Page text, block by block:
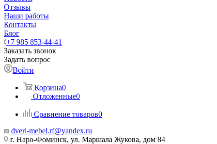
Отзывы
Наши работы
Контакты
Блог
+7 985 853-44-41
Заказать звонок
Задать вопрос
Войти
Корзина0
Отложенные0
Сравнение товаров0
dveri-mebel.rf@yandex.ru
г. Наро-Фоминск, ул. Маршала Жукова, дом 84